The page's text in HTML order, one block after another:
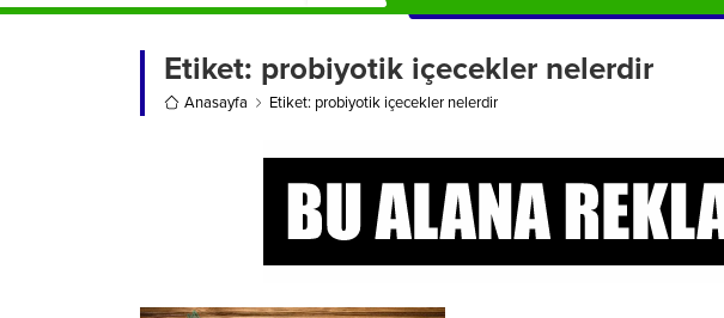
Etiket: probiyotik içecekler nelerdir
Anasayfa Etiket: probiyotik içecekler nelerdir